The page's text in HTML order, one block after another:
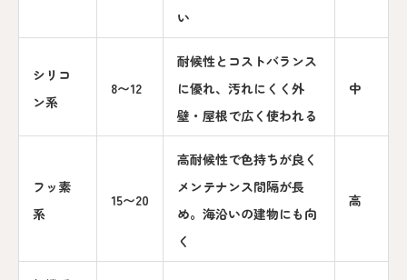
い
シリコ
ン系
8〜12
耐候性とコストバランス
に優れ、汚れにくく外
壁・屋根で広く使われる
中
フッ素
系
15〜20
高耐候性で色持ちが良く
メンテナンス間隔が長
め。海沿いの建物にも向
く
高